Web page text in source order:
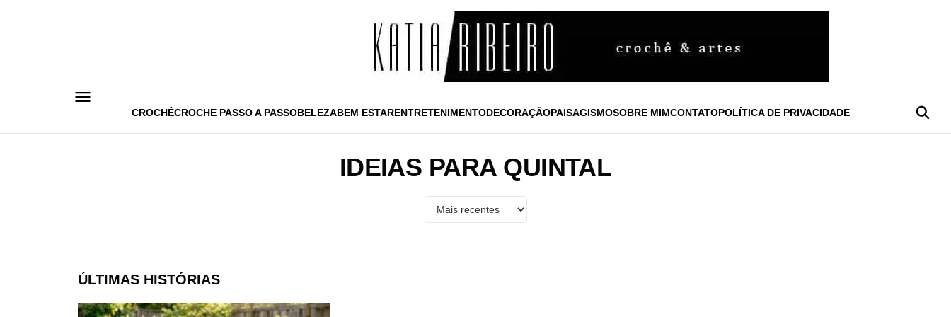
CROCHÊCROCHE PASSO A PASSOBELEZABEM ESTARENTRETENIMENTODECORAÇÃOPAISAGISMOSOBRE MIMCONTATOPOLÍTICA DE PRIVACIDADE
IDEIAS PARA QUINTAL
ÚLTIMAS HISTÓRIAS